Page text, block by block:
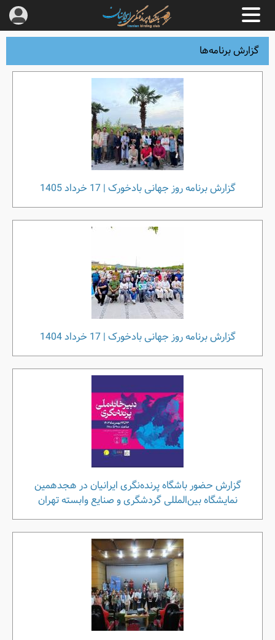
گزارش برنامه‌ها
گزارش برنامه روز جهانی بادخورک | 17 خرداد 1405
گزارش برنامه روز جهانی بادخورک | 17 خرداد 1404
گزارش حضور باشگاه پرنده‌نگری ایرانیان در هجدهمین
نمایشگاه بین‌المللی گردشگری و صنایع وابسته تهران